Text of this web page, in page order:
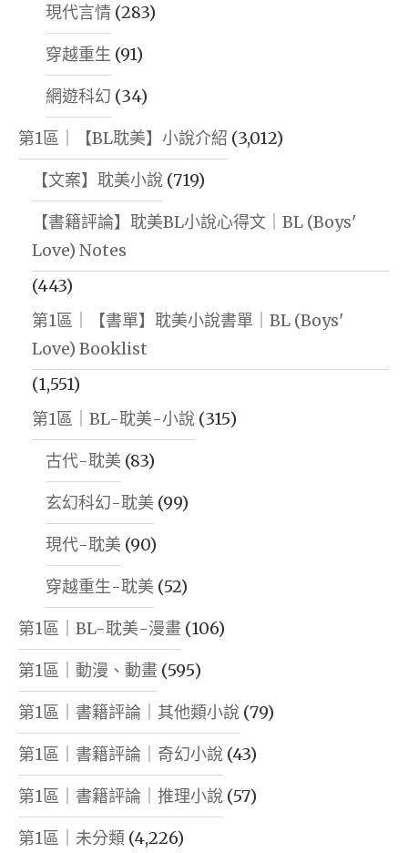
現代言情 (283)
穿越重生 (91)
網遊科幻 (34)
第1區｜【BL耽美】小說介紹 (3,012)
【文案】耽美小說 (719)
【書籍評論】耽美BL小說心得文｜BL (Boys'
Love) Notes
(443)
第1區｜【書單】耽美小說書單｜BL (Boys'
Love) Booklist
(1,551)
第1區｜BL-耽美-小說 (315)
古代-耽美 (83)
玄幻科幻-耽美 (99)
現代-耽美 (90)
穿越重生-耽美 (52)
第1區｜BL-耽美-漫畫 (106)
第1區｜動漫、動畫 (595)
第1區｜書籍評論｜其他類小說 (79)
第1區｜書籍評論｜奇幻小說 (43)
第1區｜書籍評論｜推理小說 (57)
第1區｜未分類 (4,226)